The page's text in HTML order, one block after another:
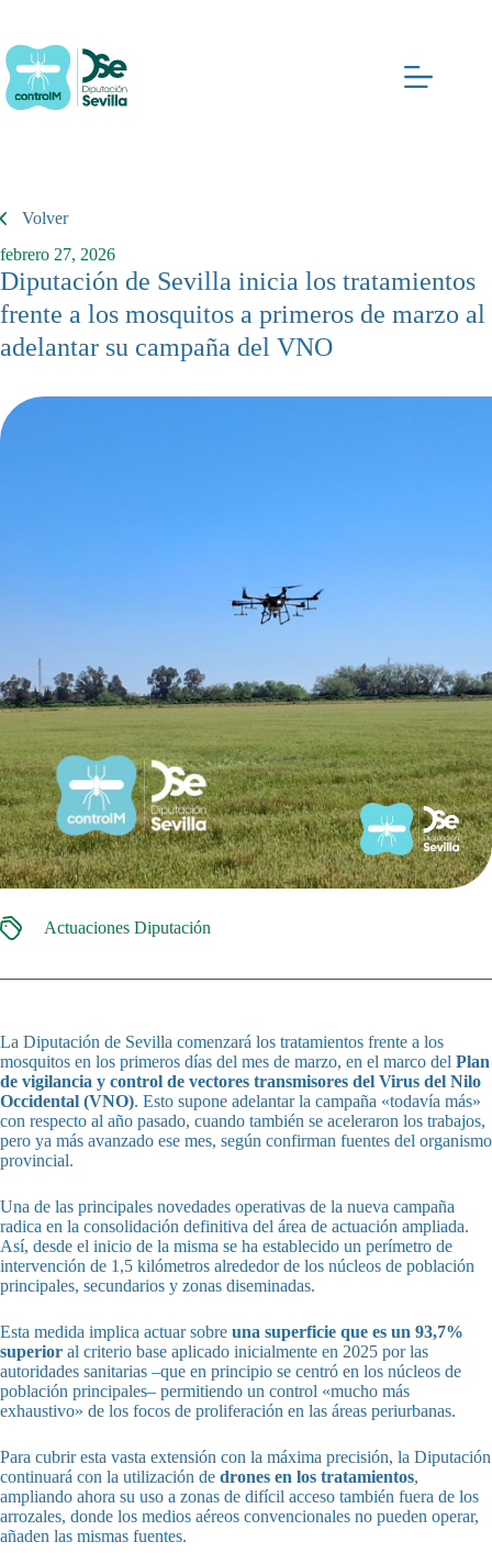
contenido
Volver
febrero 27, 2026
Diputación de Sevilla inicia los tratamientos
frente a los mosquitos a primeros de marzo al
adelantar su campaña del VNO
Actuaciones Diputación
La Diputación de Sevilla comenzará los tratamientos frente a los
mosquitos en los primeros días del mes de marzo, en el marco del Plan
de vigilancia y control de vectores transmisores del Virus del Nilo
Occidental (VNO). Esto supone adelantar la campaña «todavía más»
con respecto al año pasado, cuando también se aceleraron los trabajos,
pero ya más avanzado ese mes, según confirman fuentes del organismo
provincial.
Una de las principales novedades operativas de la nueva campaña
radica en la consolidación definitiva del área de actuación ampliada.
Así, desde el inicio de la misma se ha establecido un perímetro de
intervención de 1,5 kilómetros alrededor de los núcleos de población
principales, secundarios y zonas diseminadas.
Esta medida implica actuar sobre una superficie que es un 93,7%
superior al criterio base aplicado inicialmente en 2025 por las
autoridades sanitarias –que en principio se centró en los núcleos de
población principales– permitiendo un control «mucho más
exhaustivo» de los focos de proliferación en las áreas periurbanas.
Para cubrir esta vasta extensión con la máxima precisión, la Diputación
continuará con la utilización de drones en los tratamientos,
ampliando ahora su uso a zonas de difícil acceso también fuera de los
arrozales, donde los medios aéreos convencionales no pueden operar,
añaden las mismas fuentes.